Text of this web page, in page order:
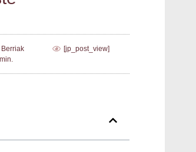
Berriak
[jp_post_view]